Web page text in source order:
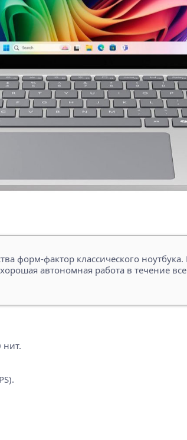
форм-фактор классического
автономная работа в течение